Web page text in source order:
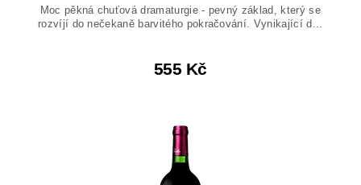
Moc pěkná chuťová dramaturgie - pevný základ, který se
rozvíjí do nečekaně barvitého pokračování. Vynikající d...
555 Kč